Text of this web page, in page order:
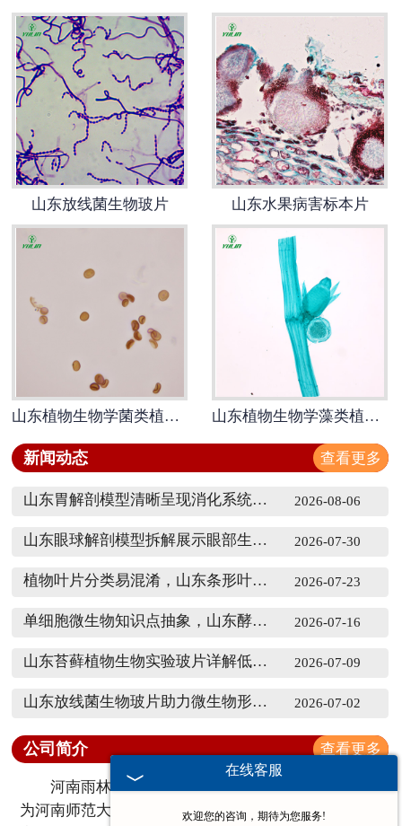
山东放线菌生物玻片 山东水果病害标本片
山东植物生物学菌类植物生物切片 山东植物生物学藻类植物生物玻片
新闻动态 查看更多
2026-08-06
山东胃解剖模型清晰呈现消化系统核心消化机制
2026-07-30
山东眼球解剖模型拆解展示眼部生理结构与成像原理
2026-07-23
植物叶片分类易混淆，山东条形叶标本如何厘清形态差异
2026-07-16
单细胞微生物知识点抽象，山东酵母菌生物切片如何辅助讲解
2026-07-09
山东苔藓植物生物实验玻片详解低等植物结构特征
2026-07-02
山东放线菌生物玻片助力微生物形态知识点******教学
公司简介 查看更多
河南雨林教育工程有限公司成立于1995 年（前身
为河南师范大学生物制片厂创建于1958年），主要生
在线客服
欢迎您的咨询，期待为您服务!